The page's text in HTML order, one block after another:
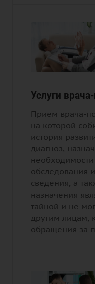
Услуги
Прием врача-
на которой
история
диагноз,
обследования
сведения, а
назначения
тайной и не
другим лицам,
обращения за